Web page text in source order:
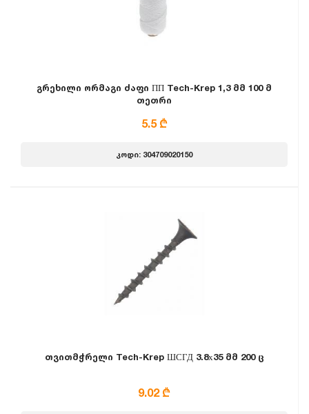
გრეხილი ორმაგი ძაფი ПП Tech-Krep 1,3 მმ 100 მ
თეთრი
5.5 ₾
კოდი: 304709020150
თვითმჭრელი Tech-Krep ШСГД 3.8х35 მმ 200 ც
9.02 ₾